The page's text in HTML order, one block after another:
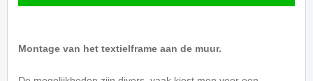
Montage van het textielframe aan de muur.